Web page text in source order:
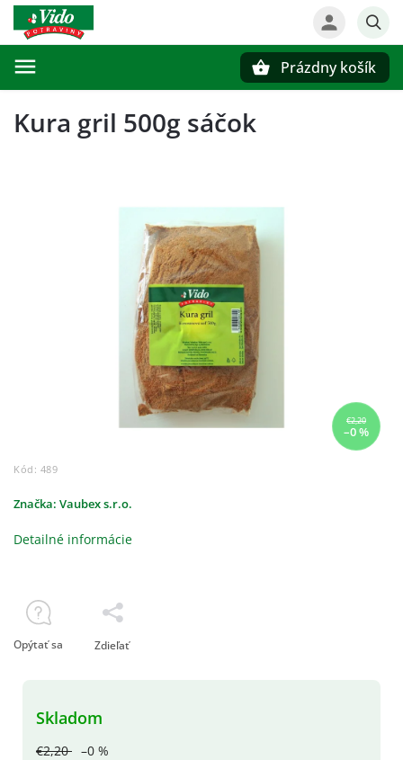
Prázdny košík
Kura gril 500g sáčok
€2,20
–0 %
Kód: 489
Značka: Vaubex s.r.o.
€2,20 –0 %
Skladom
Detailné informácie
Opýtať sa Zdieľať